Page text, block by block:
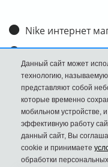
Nike интернет
Доставка и
Обмен и возврат
Размеры
FAQ
Новости
Политика
Данный сайт может
технологию,
представляют собой
которые временно
мобильном устройстве,
эффективную работу
данный сайт, Вы
cookie и принимаете
обработки